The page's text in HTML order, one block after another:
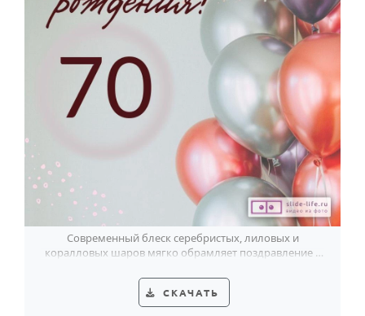
Современный блеск серебристых, лиловых и
коралловых шаров мягко обрамляет поздравление к
СКАЧАТЬ